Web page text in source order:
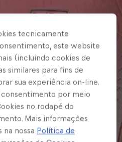
tecnicamente
este website
(incluindo cookies de
similares para fins de
sua experiência on-line.
por meio
no rodapé do
Mais informações
na nossa Política de